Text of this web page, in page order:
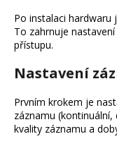
Po instalaci hardwaru
To zahrnuje
přístupu.
Nastavení
Prvním krokem je
záznamu
kvality záznamu a